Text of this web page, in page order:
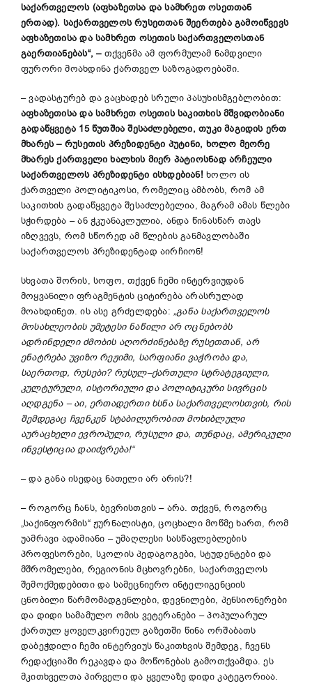
საქართველოს (აფხაზეთსა და სამხრეთ ოსეთთან
ერთად). საქართველოს რუსეთთან შეერთება გამოიწვევს
აფხაზეთისა და სამხრეთ ოსეთის საქართველოსთან
გაერთიანებას“, – თქვენმა ამ ფორმულამ ნამდვილი
ფურორი მოახდინა ქართველ საზოგადოებაში.
– ვადასტურებ და ვაცხადებ სრული პასუხისმგებლობით:
აფხაზეთისა და სამხრეთ ოსეთის საკითხის მშვიდობიანი
გადაწყვეტა 15 წუთშია შესაძლებელი, თუკი მაგიდის ერთ
მხარეს – რუსეთის პრეზიდენტი პუტინი, ხოლო მეორე
მხარეს ქართველი ხალხის მიერ პატიოსნად არჩეული
საქართველოს პრეზიდენტი ისხდებიან! ხოლო ის
ქართველი პოლიტიკოსი, რომელიც ამბობს, რომ ამ
საკითხის გადაწყვეტა შესაძლებელია, მაგრამ ამას წლები
სჭირდება – ან ჭკუანაკლულია, ანდა წინასწარ თავს
იზღვევს, რომ სწორედ ამ წლების განმავლობაში
საქართველოს პრეზიდენტად აირჩიონ!
სხვათა შორის, სოფო, თქვენ ჩემი ინტერვიუდან
მოყვანილი ფრაგმენტის ციტირება არასრულად
მოახდინეთ. ის ასე გრძელდება:„განა საქართველოს
მოსახლეობის უმეტესი ნაწილი არ ოცნებობს
ადრინდელი ძმობის აღორძინებაზე რუსეთთან, არ
ენატრება უვიზო რეჟიმი, სარფიანი ვაჭრობა და,
საერთოდ, რუსები? რუსულ–ქართული სტრატეგიული,
კულტურული, ისტორიული და პოლიტიკური სივრცის
აღდგენა–აი, ერთადერთი ხსნა საქართველოსთვის, რის
შემდეგაც ჩვენკენ სტაბილურობით მოხიბლული
აურაცხელი ევროპული, რუსული და, თუნდაც, ამერიკული
ინვესტიცია დაიძვრება!“
– და განა ისედაც ნათელი არ არის?!
– როგორც ჩანს, ბევრისთვის – არა. თქვენ, როგორც
„საქინფორმის“ ჟურნალისტი, ცოცხალი მოწმე ხართ, რომ
უამრავი ადამიანი – უმაღლესი სასწავლებლების
პროფესორები, სკოლის პედაგოგები, სტუდენტები და
მშრომელები, რეგიონის მცხოვრებნი, საქართველოს
შემოქმედებითი და სამეცნიერო ინტელიგენციის
ცნობილი წარმომადგენლები, დევნილები, პენსიონერები
და დიდი სამამულო ომის ვეტერანები – პოპულარულ
ქართულ ყოველკვირეულ გაზეთში წინა ორშაბათს
დაბეჭდილი ჩემი ინტერვიუს წაკითხვის შემდეგ, ჩვენს
რედაქციაში რეკავდა და მოწონებას გამოთქვამდა. ეს
მკითხველთა პირველი და ყველაზე დიდი კატეგორიაა.